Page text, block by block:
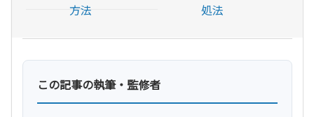
方法
処法
この記事の執筆・監修者